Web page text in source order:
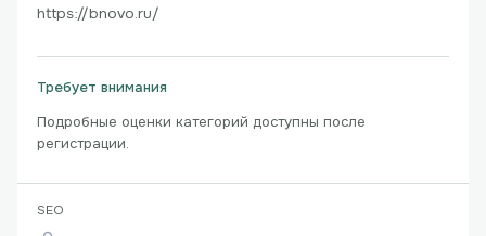
https://bnovo.ru/
Требует внимания
Подробные оценки категорий доступны после
регистрации.
SEO